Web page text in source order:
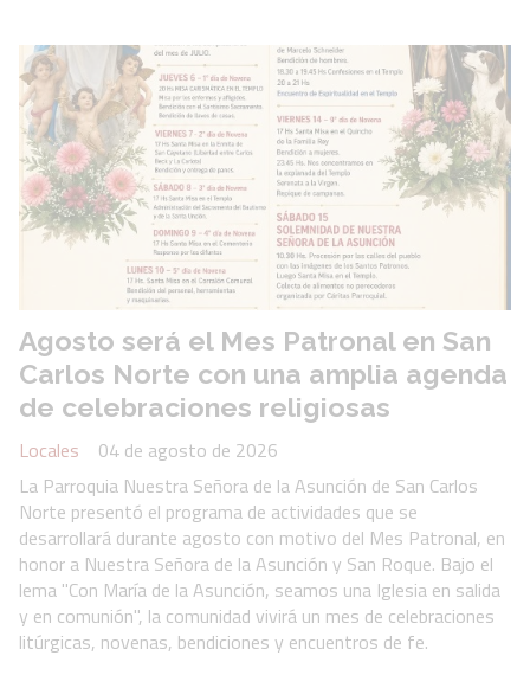
Agosto será el Mes Patronal en San
Carlos Norte con una amplia agenda
de celebraciones religiosas
Locales
04 de agosto de 2026
La Parroquia Nuestra Señora de la Asunción de San Carlos
Norte presentó el programa de actividades que se
desarrollará durante agosto con motivo del Mes Patronal, en
honor a Nuestra Señora de la Asunción y San Roque. Bajo el
lema "Con María de la Asunción, seamos una Iglesia en salida
y en comunión", la comunidad vivirá un mes de celebraciones
litúrgicas, novenas, bendiciones y encuentros de fe.